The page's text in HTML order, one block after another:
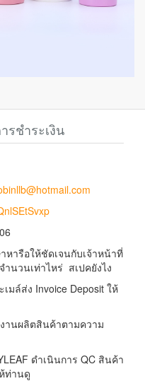
รชำระเงิน
หารือให้ชัดเจนกับเจ้าหน้าที่
นวนเท่าไหร่ สเปคยังไง
มล์ส่ง Invoice Deposit ให้
านผลิตสินค้าตามความ
ดำเนินการ QC สินค้า
ท่านดู